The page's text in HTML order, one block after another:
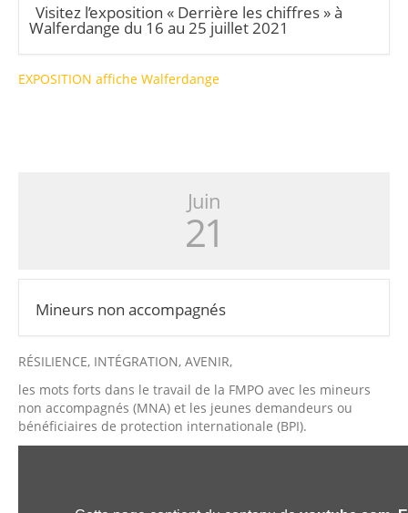
Visitez l’exposition « Derrière les chiffres » à
Walferdange du 16 au 25 juillet 2021
EXPOSITION affiche Walferdange
Juin
21
Mineurs non accompagnés
RÉSILIENCE, INTÉGRATION, AVENIR,
les mots forts dans le travail de la FMPO avec les mineurs
non accompagnés (MNA) et les jeunes demandeurs ou
bénéficiaires de protection internationale (BPI).